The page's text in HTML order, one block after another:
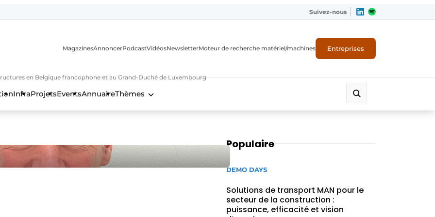
Suivez-nous
en Belgique francophone et au Grand-Duché de Luxembourg
MagazinesAnnoncerPodcastVidéosNewsletterMoteur de recherche matériel/machines Entreprises
InfraProjetsEventsAnnuaireThèmes
Populaire
DEMO DAYS
Solutions de transport MAN pour le
secteur de la construction :
puissance, efficacité et vision